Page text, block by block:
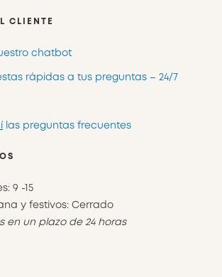
CLIENTE
chatbot
rápidas a tus preguntas – 24/7
las preguntas frecuentes
9 -15
y festivos: Cerrado
en un plazo de 24 horas